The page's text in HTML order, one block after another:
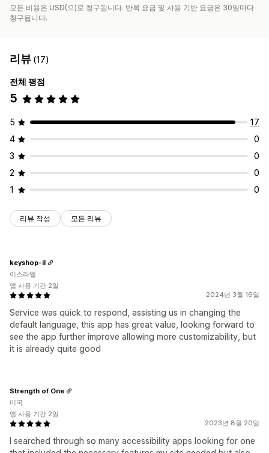
모든 비용은 USD(으)로 청구됩니다. 반복 요금 및 사용 기반 요금은 30일마다
청구됩니다.
리뷰 (17)
전체 평점
5
5
17
4
0
3
0
2
0
1
0
리뷰 작성 모든 리뷰
2024년 3월 16일
Service was quick to respond, assisting us in changing the
default language, this app has great value, looking forward to
see the app further improve allowing more customizability, but
it is already quite good
keyshop-il
이스라엘
앱 사용 기간 2일
2023년 8월 20일
I searched through so many accessibility apps looking for one
Strength of One
미국
앱 사용 기간 2일